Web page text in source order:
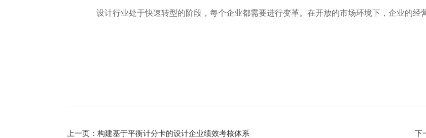
设计行业处于快速转型的阶段，每个企业都需要进行变革。在开放的市场环境下，企业的经
上一页：构建基于平衡计分卡的设计企业绩效考核体系 下